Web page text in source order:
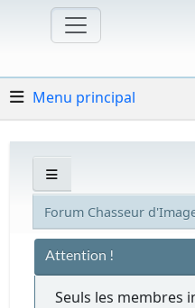
Menu principal
Forum Chasseur
Attention !
Seuls les membres